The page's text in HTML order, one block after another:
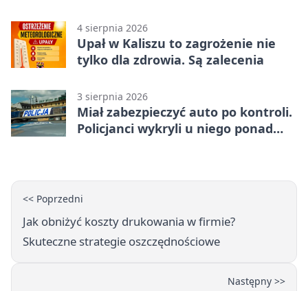
4 sierpnia 2026
Upał w Kaliszu to zagrożenie nie
tylko dla zdrowia. Są zalecenia
3 sierpnia 2026
Miał zabezpieczyć auto po kontroli.
Policjanci wykryli u niego ponad
<< Poprzedni
Jak obniżyć koszty drukowania w firmie?
Skuteczne strategie oszczędnościowe
Następny >>